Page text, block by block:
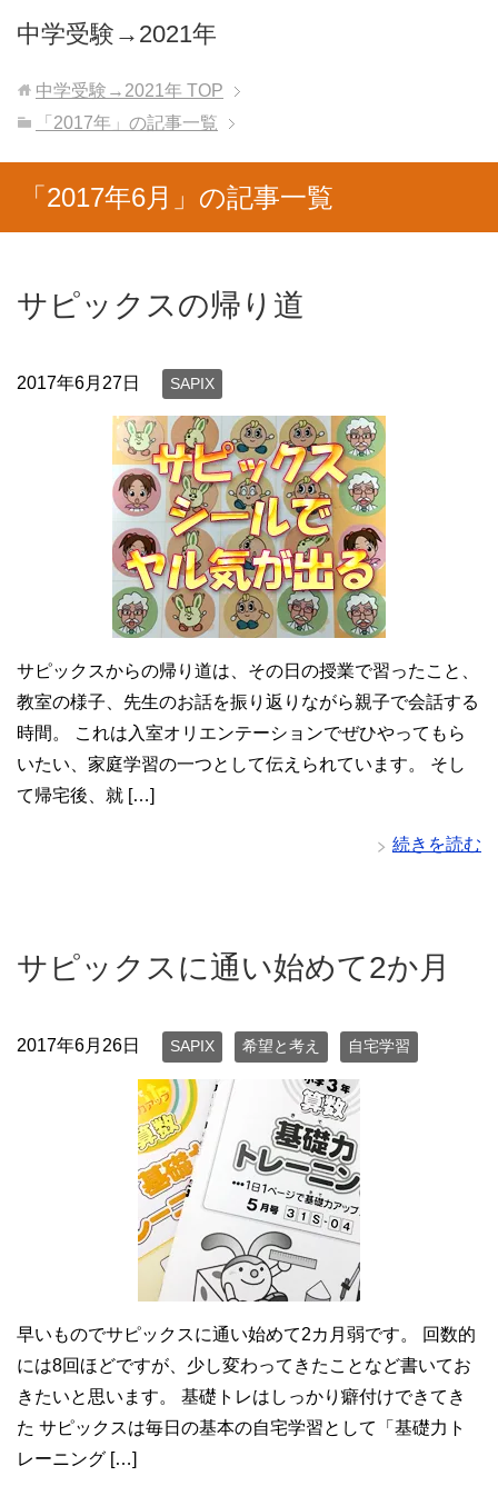
中学受験→2021年
中学受験→2021年 TOP
「2017年」の記事一覧
「2017年6月」の記事一覧
サピックスの帰り道
2017年6月27日 SAPIX
サピックスからの帰り道は、その日の授業で習ったこと、
教室の様子、先生のお話を振り返りながら親子で会話する
時間。 これは入室オリエンテーションでぜひやってもら
いたい、家庭学習の一つとして伝えられています。 そし
て帰宅後、就 […]
続きを読む
サピックスに通い始めて2か月
2017年6月26日 SAPIX 希望と考え 自宅学習
早いものでサピックスに通い始めて2カ月弱です。 回数的
には8回ほどですが、少し変わってきたことなど書いてお
きたいと思います。 基礎トレはしっかり癖付けできてき
た サピックスは毎日の基本の自宅学習として「基礎力ト
レーニング […]